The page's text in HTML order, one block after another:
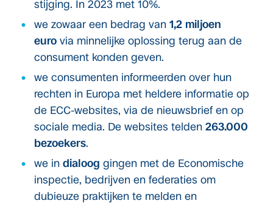
stijging. In 2023 met 10%.
we zowaar een bedrag van 1,2 miljoen
euro via minnelijke oplossing terug aan de
consument konden geven.
we consumenten informeerden over hun
rechten in Europa met heldere informatie op
de ECC-websites, via de nieuwsbrief en op
sociale media. De websites telden 263.000
bezoekers.
we in dialoog gingen met de Economische
inspectie, bedrijven en federaties om
dubieuze praktijken te melden en